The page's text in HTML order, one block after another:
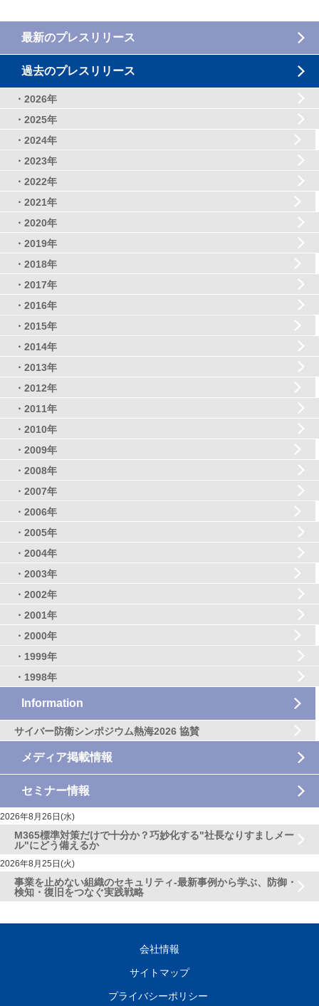
最新のプレスリリース
過去のプレスリリース
・2026年
・2025年
・2024年
・2023年
・2022年
・2021年
・2020年
・2019年
・2018年
・2017年
・2016年
・2015年
・2014年
・2013年
・2012年
・2011年
・2010年
・2009年
・2008年
・2007年
・2006年
・2005年
・2004年
・2003年
・2002年
・2001年
・2000年
・1999年
・1998年
Information
サイバー防衛シンポジウム熱海2026 協賛
メディア掲載情報
セミナー情報
2026年8月26日(水)
M365標準対策だけで十分か？巧妙化する"社長なりすましメー
ル"にどう備えるか
2026年8月25日(火)
事業を止めない組織のセキュリティ-最新事例から学ぶ、防御・
検知・復旧をつなぐ実践戦略
会社情報
サイトマップ
プライバシーポリシー